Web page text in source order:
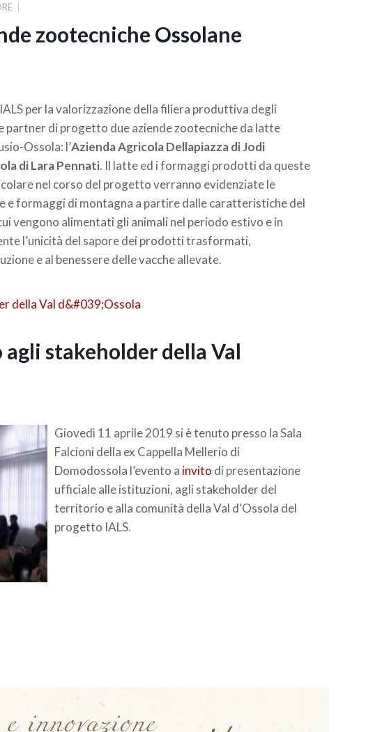
zootecniche Ossolane
per la valorizzazione della filiera produttiva degli
partner di progetto due aziende zootecniche da latte
Ossola: l’Azienda Agricola Dellapiazza di Jodi
di Lara Pennati. Il latte ed i formaggi prodotti da queste
nel corso del progetto verranno evidenziate le
e formaggi di montagna a partire dalle caratteristiche del
vengono alimentati gli animali nel periodo estivo e in
l’unicità del sapore dei prodotti trasformati,
e al benessere delle vacche allevate.
stakeholder della Val
Giovedì 11 aprile 2019 si è tenuto presso la Sala
Falcioni della ex Cappella Mellerio di
Domodossola l’evento a invito di presentazione
ufficiale alle istituzioni, agli stakeholder del
territorio e alla comunità della Val d’Ossola del
progetto IALS.